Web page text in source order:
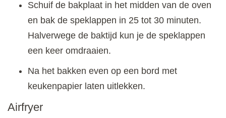
Schuif de bakplaat in het midden van de oven
en bak de speklappen in 25 tot 30 minuten.
Halverwege de baktijd kun je de speklappen
een keer omdraaien.
Na het bakken even op een bord met
keukenpapier laten uitlekken.
Airfryer